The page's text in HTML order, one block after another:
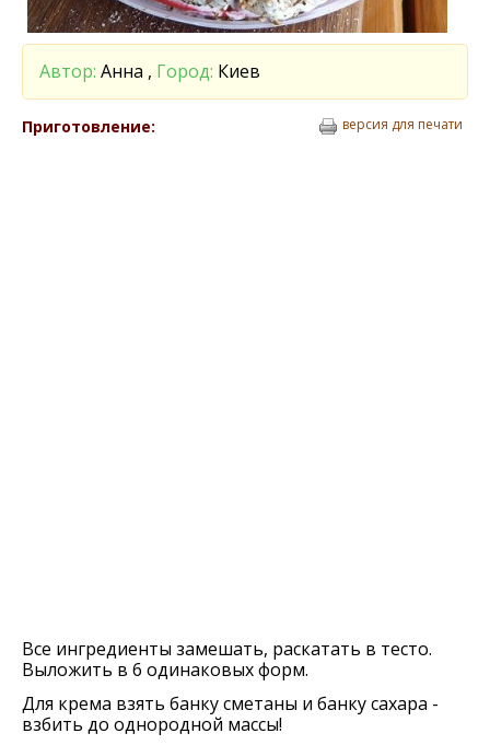
Автор: Анна , Город: Киев
Приготовление: версия для печати
Все ингредиенты замешать, раскатать в тесто.
Выложить в 6 одинаковых форм.
Для крема взять банку сметаны и банку сахара -
взбить до однородной массы!